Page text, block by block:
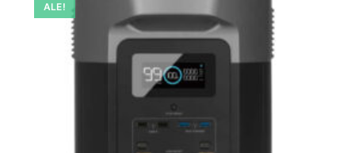
ALE!